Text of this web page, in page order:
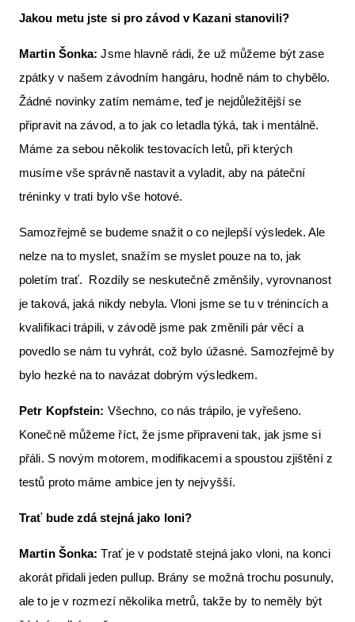
Jakou metu jste si pro závod v Kazani stanovili?
Martin Šonka: Jsme hlavně rádi, že už můžeme být zase
zpátky v našem závodním hangáru, hodně nám to chybělo.
Žádné novinky zatím nemáme, teď je nejdůležitější se
připravit na závod, a to jak co letadla týká, tak i mentálně.
Máme za sebou několik testovacích letů, při kterých
musíme vše správně nastavit a vyladit, aby na páteční
tréninky v trati bylo vše hotové.
Samozřejmě se budeme snažit o co nejlepší výsledek. Ale
nelze na to myslet, snažím se myslet pouze na to, jak
poletím trať. Rozdíly se neskutečně změnšily, vyrovnanost
je taková, jaká nikdy nebyla. Vloni jsme se tu v trénincích a
kvalifikaci trápili, v závodě jsme pak změnili pár věcí a
povedlo se nám tu vyhrát, což bylo úžasné. Samozřejmě by
bylo hezké na to navázat dobrým výsledkem.
Petr Kopfstein: Všechno, co nás trápilo, je vyřešeno.
Konečně můžeme říct, že jsme připraveni tak, jak jsme si
přáli. S novým motorem, modifikacemi a spoustou zjištění z
testů proto máme ambice jen ty nejvyšší.
Trať bude zdá stejná jako loni?
Martin Šonka: Trať je v podstatě stejná jako vloni, na konci
akorát přidali jeden pullup. Brány se možná trochu posunuly,
ale to je v rozmezí několika metrů, takže by to neměly být